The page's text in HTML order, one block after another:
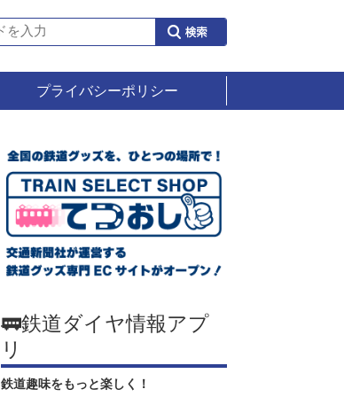
プライバシーポリシー
🚃鉄道ダイヤ情報アプ
リ
鉄道趣味をもっと楽しく！